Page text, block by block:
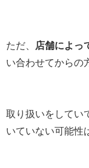
ただ、 店舗によっ
い合わせてからの
取り扱いをしてい
いていない可能性